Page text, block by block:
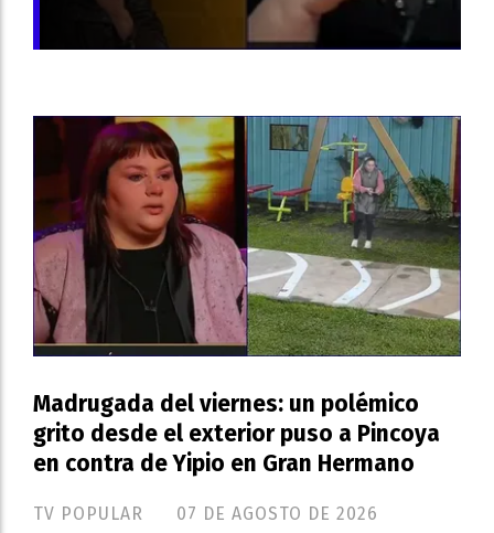
Madrugada del viernes: un polémico
grito desde el exterior puso a Pincoya
en contra de Yipio en Gran Hermano
TV POPULAR 07 DE AGOSTO DE 2026